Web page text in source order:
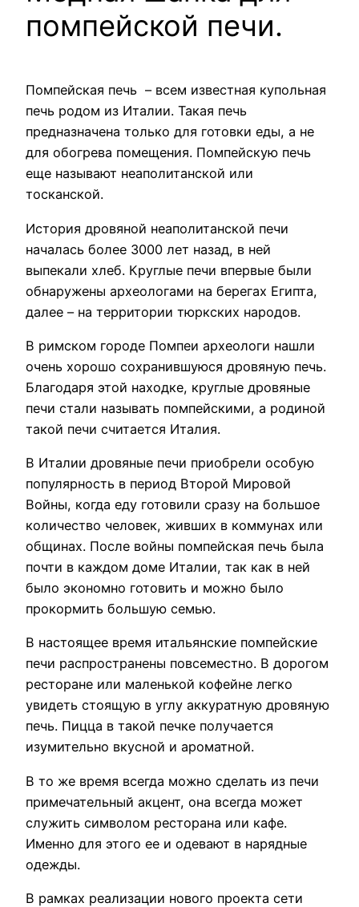
помпейской печи.
Помпейская печь – всем известная купольная
печь родом из Италии. Такая печь
предназначена только для готовки еды, а не
для обогрева помещения. Помпейскую печь
еще называют неаполитанской или
тосканской.
История дровяной неаполитанской печи
началась более 3000 лет назад, в ней
выпекали хлеб. Круглые печи впервые были
обнаружены археологами на берегах Египта,
далее – на территории тюркских народов.
В римском городе Помпеи археологи нашли
очень хорошо сохранившуюся дровяную печь.
Благодаря этой находке, круглые дровяные
печи стали называть помпейскими, а родиной
такой печи считается Италия.
В Италии дровяные печи приобрели особую
популярность в период Второй Мировой
Войны, когда еду готовили сразу на большое
количество человек, живших в коммунах или
общинах. После войны помпейская печь была
почти в каждом доме Италии, так как в ней
было экономно готовить и можно было
прокормить большую семью.
В настоящее время итальянские помпейские
печи распространены повсеместно. В дорогом
ресторане или маленькой кофейне легко
увидеть стоящую в углу аккуратную дровяную
печь. Пицца в такой печке получается
изумительно вкусной и ароматной.
В то же время всегда можно сделать из печи
примечательный акцент, она всегда может
служить символом ресторана или кафе.
Именно для этого ее и одевают в нарядные
одежды.
В рамках реализации нового проекта сети